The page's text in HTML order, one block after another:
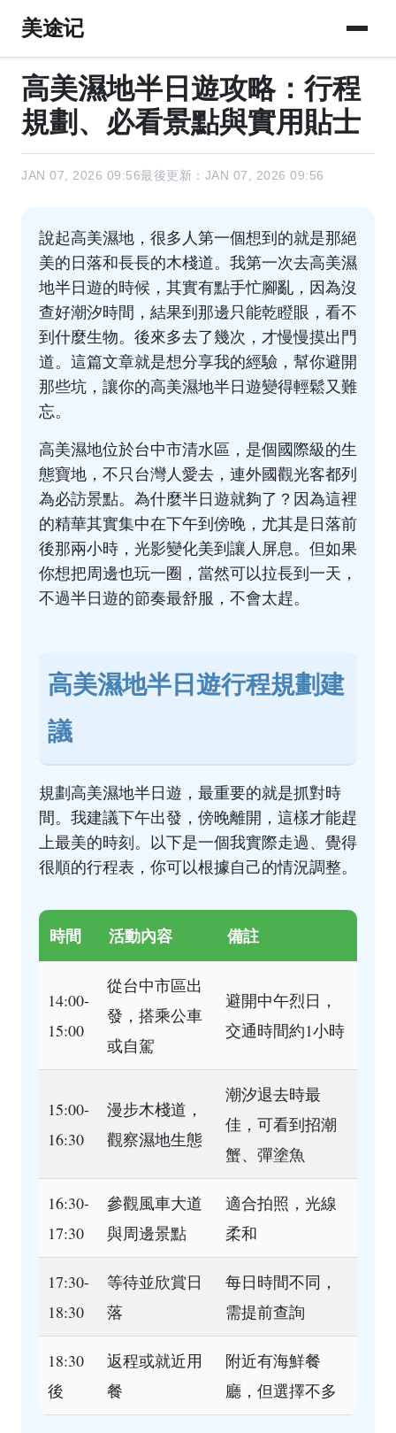
美途记
高美濕地半日遊攻略：行程
規劃、必看景點與實用貼士
JAN 07, 2026 09:56最後更新：JAN 07, 2026 09:56
說起高美濕地，很多人第一個想到的就是那絕
美的日落和長長的木棧道。我第一次去高美濕
地半日遊的時候，其實有點手忙腳亂，因為沒
查好潮汐時間，結果到那邊只能乾瞪眼，看不
到什麼生物。後來多去了幾次，才慢慢摸出門
道。這篇文章就是想分享我的經驗，幫你避開
那些坑，讓你的高美濕地半日遊變得輕鬆又難
忘。
高美濕地位於台中市清水區，是個國際級的生
態寶地，不只台灣人愛去，連外國觀光客都列
為必訪景點。為什麼半日遊就夠了？因為這裡
的精華其實集中在下午到傍晚，尤其是日落前
後那兩小時，光影變化美到讓人屏息。但如果
你想把周邊也玩一圈，當然可以拉長到一天，
不過半日遊的節奏最舒服，不會太趕。
高美濕地半日遊行程規劃建
議
規劃高美濕地半日遊，最重要的就是抓對時
間。我建議下午出發，傍晚離開，這樣才能趕
上最美的時刻。以下是一個我實際走過、覺得
很順的行程表，你可以根據自己的情況調整。
時間 活動內容 備註
14:00-
15:00
從台中市區出
發，搭乘公車
或自駕
避開中午烈日，
交通時間約1小時
15:00-
16:30
漫步木棧道，
觀察濕地生態
潮汐退去時最
佳，可看到招潮
蟹、彈塗魚
16:30-
17:30
參觀風車大道
與周邊景點
適合拍照，光線
柔和
17:30-
18:30
等待並欣賞日
落
每日時間不同，
需提前查詢
18:30
後
返程或就近用
餐
附近有海鮮餐
廳，但選擇不多